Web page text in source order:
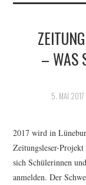
– WAS
5. MAI 2017
2017 wird in
Zeitungsleser-
sich Schülerinnen
anmelden. Der